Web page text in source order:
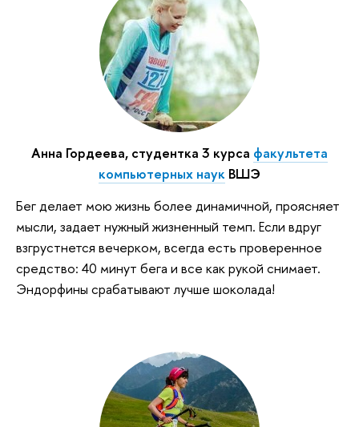
Анна Гордеева, студентка 3 курса факультета
компьютерных наук ВШЭ
Бег делает мою жизнь более динамичной, проясняет
мысли, задает нужный жизненный темп. Если вдруг
взгрустнется вечерком, всегда есть проверенное
средство: 40 минут бега и все как рукой снимает.
Эндорфины срабатывают лучше шоколада!